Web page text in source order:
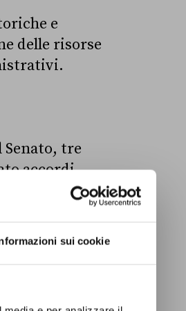
sui cookie
e
delle risorse
tre
accordi
il governo